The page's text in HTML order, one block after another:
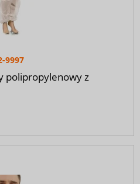
9997
polipropylenowy z